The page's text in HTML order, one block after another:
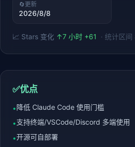
🔄更新
2026/8/8
📈 Stars 变化 ↑7 小时 +61 · 统计区间
✅优点
•降低 Claude Code 使用门槛
•支持终端/VSCode/Discord 多端使用
•开源可自部署